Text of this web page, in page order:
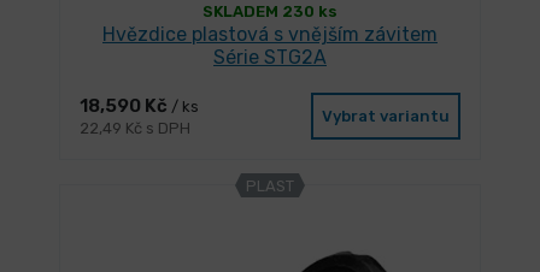
SKLADEM 230 ks
Hvězdice plastová s vnějším závitem
Série STG2A
18,590 Kč / ks
22,49 Kč s DPH
Vybrat variantu
PLAST